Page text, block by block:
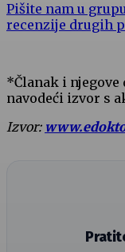
Pišite nam u
recenzije drugih
*Članak i
navodeći izvor s
Izvor: